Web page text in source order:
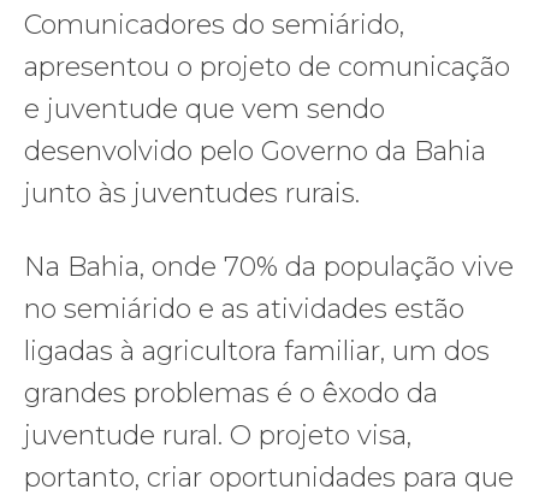
Comunicadores do semiárido,
apresentou o projeto de comunicação
e juventude que vem sendo
desenvolvido pelo Governo da Bahia
junto às juventudes rurais.
Na Bahia, onde 70% da população vive
no semiárido e as atividades estão
ligadas à agricultora familiar, um dos
grandes problemas é o êxodo da
juventude rural. O projeto visa,
portanto, criar oportunidades para que